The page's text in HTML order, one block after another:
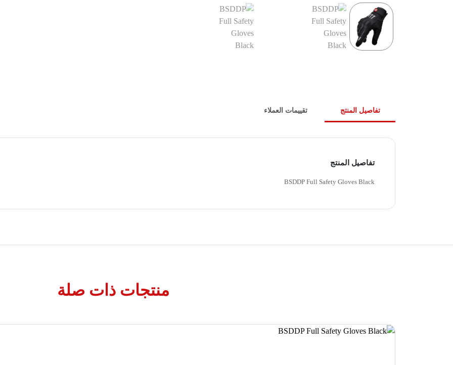
تفاصيل المنتج تقييمات العملاء
تفاصيل المنتج
BSDDP Full Safety Gloves Black
منتجات ذات صلة